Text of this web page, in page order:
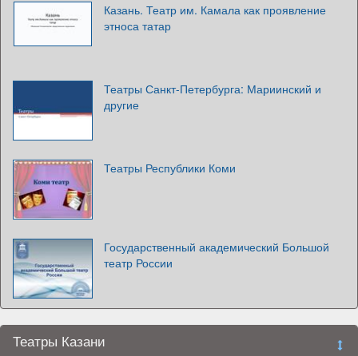
Казань. Театр им. Камала как проявление
этноса татар
Театры Санкт-Петербурга: Мариинский и
другие
Театры Республики Коми
Государственный академический Большой
театр России
Театры Казани